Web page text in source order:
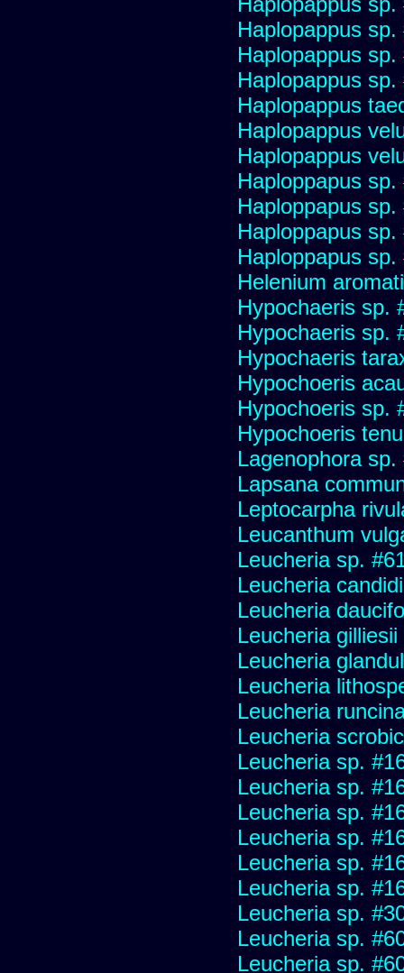
Haplopappus sp.
Haplopappus
Haplopappus sp.
Haplopappus
Haplopappus
Haplopappus
Haploppapus sp.
Haploppapus sp.
Haploppapus sp.
Haploppapus sp.
Helenium
Hypochaeris sp.
Hypochaeris sp.
Hypochaeris
Hypochoeris
Hypochoeris sp.
Hypochoeris
Lagenophora sp.
Lapsana
Leptocarpha
Leucanthum
Leucheria sp.
Leucheria
Leucheria
Leucheria
Leucheria
Leucheria
Leucheria
Leucheria
Leucheria sp.
Leucheria sp.
Leucheria sp.
Leucheria sp.
Leucheria sp.
Leucheria sp.
Leucheria sp.
Leucheria sp.
Leucheria sp.